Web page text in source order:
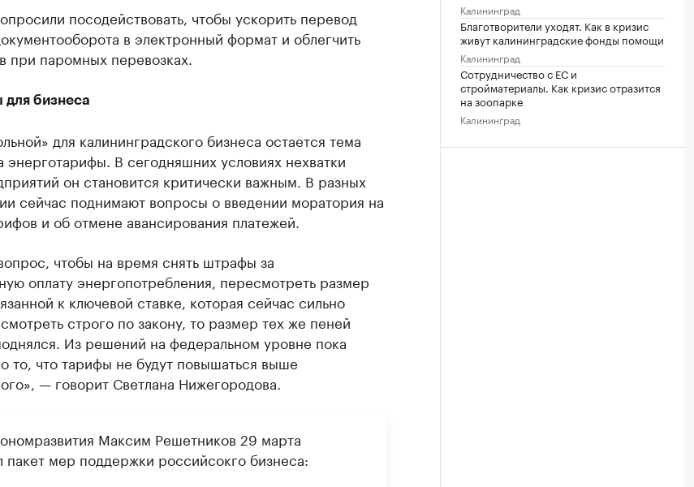
посодействовать, чтобы ускорить перевод
в электронный формат и облегчить
при паромных перевозках.
бизнеса
для калининградского бизнеса остается тема
энерготарифы. В сегодняшних условиях нехватки
он становится критически важным. В разных
сейчас поднимают вопросы о введении моратория на
и об отмене авансирования платежей.
чтобы на время снять штрафы за
оплату энергопотребления, пересмотреть размер
к ключевой ставке, которая сейчас сильно
строго по закону, то размер тех же пеней
Из решений на федеральном уровне пока
то, что тарифы не будут повышаться выше
— говорит Светлана Нижегородова.
Максим Решетников 29 марта
пакет мер поддержки российсокго бизнеса:
Калининград
Благотворители уходят. Как в кризис
живут калининградские фонды помощи
Калининград
Сотрудничество с ЕС и
стройматериалы. Как кризис отразится
на зоопарке
Калининград